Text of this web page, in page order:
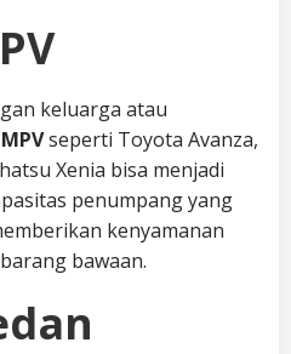
keluarga atau
MPVseperti Toyota Avanza,
Xenia bisa menjadi
penumpang yang
kenyamanan
bawaan.